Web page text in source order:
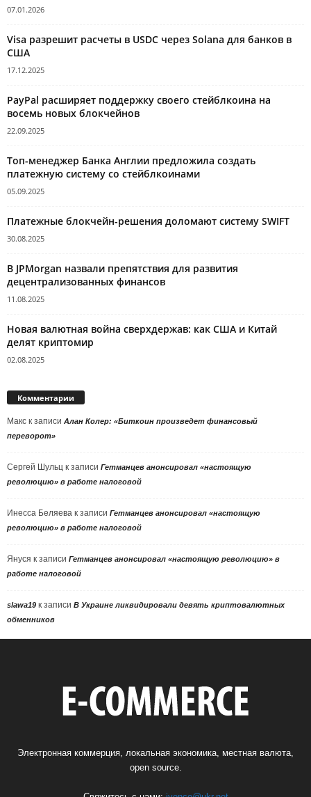
07.01.2026
Visa разрешит расчеты в USDC через Solana для банков в
США
17.12.2025
PayPal расширяет поддержку своего стейблкоина на
восемь новых блокчейнов
22.09.2025
Топ-менеджер Банка Англии предложила создать
платежную систему со стейблкоинами
05.09.2025
Платежные блокчейн-решения доломают систему SWIFT
30.08.2025
В JPMorgan назвали препятствия для развития
децентрализованных финансов
11.08.2025
Новая валютная война сверхдержав: как США и Китай
делят криптомир
02.08.2025
Комментарии
Макс к записи Алан Колер: «Биткоин произведет финансовый
переворот»
Сергей Шульц к записи Гетманцев анонсировал «настоящую
революцию» в работе налоговой
Инесса Беляева к записи Гетманцев анонсировал «настоящую
революцию» в работе налоговой
Януся к записи Гетманцев анонсировал «настоящую революцию» в
работе налоговой
slawa19 к записи В Украине ликвидировали девять криптовалютных
обменников
Электронная коммерция, локальная экономика, местная валюта,
open source.